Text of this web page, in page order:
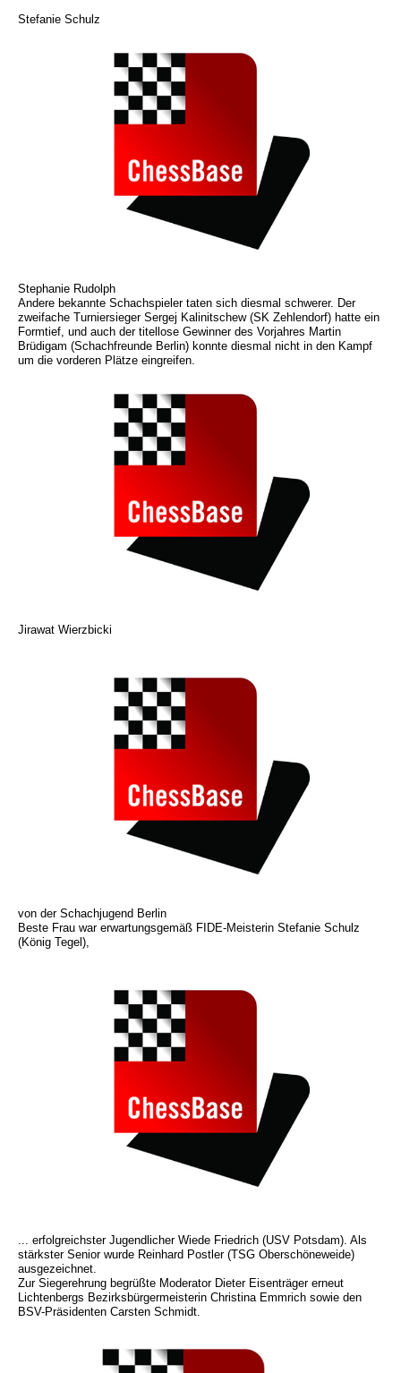
Stefanie Schulz
Stephanie Rudolph
Andere bekannte Schachspieler taten sich diesmal schwerer. Der
zweifache Turniersieger Sergej Kalinitschew (SK Zehlendorf) hatte ein
Formtief, und auch der titellose Gewinner des Vorjahres Martin
Brüdigam (Schachfreunde Berlin) konnte diesmal nicht in den Kampf
um die vorderen Plätze eingreifen.
Jirawat Wierzbicki
von der Schachjugend Berlin
Beste Frau war erwartungsgemäß FIDE-Meisterin Stefanie Schulz
(König Tegel),
... erfolgreichster Jugendlicher Wiede Friedrich (USV Potsdam). Als
stärkster Senior wurde Reinhard Postler (TSG Oberschöneweide)
ausgezeichnet.
Zur Siegerehrung begrüßte Moderator Dieter Eisenträger erneut
Lichtenbergs Bezirksbürgermeisterin Christina Emmrich sowie den
BSV-Präsidenten Carsten Schmidt.